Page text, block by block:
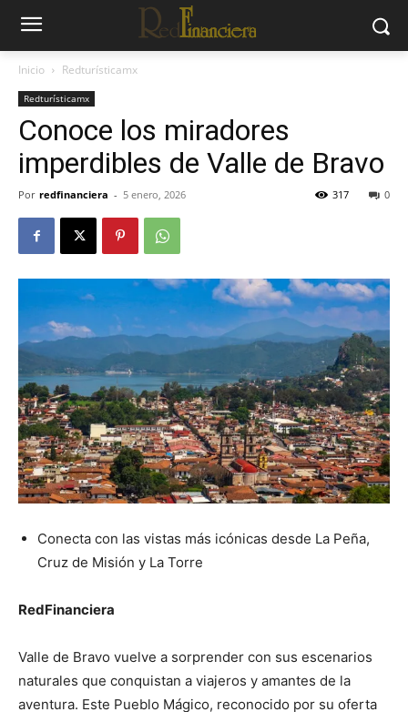
Inicio Redturísticamx
Redturísticamx
Conoce los miradores
imperdibles de Valle de Bravo
Por redfinanciera - 5 enero, 2026 0
317
Conecta con las vistas más icónicas desde La Peña,
Cruz de Misión y La Torre
RedFinanciera
Valle de Bravo vuelve a sorprender con sus escenarios
naturales que conquistan a viajeros y amantes de la
aventura. Este Pueblo Mágico, reconocido por su oferta